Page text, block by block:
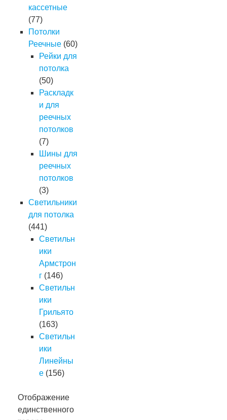
кассетные
(77)
Потолки
Реечные (60)
Рейки для
потолка
(50)
Раскладк
и для
реечных
потолков
(7)
Шины для
реечных
потолков
(3)
Светильники
для потолка
(441)
Светильн
ики
Армстрон
г (146)
Светильн
ики
Грильято
(163)
Светильн
ики
Линейны
е (156)
Отображение
единственного